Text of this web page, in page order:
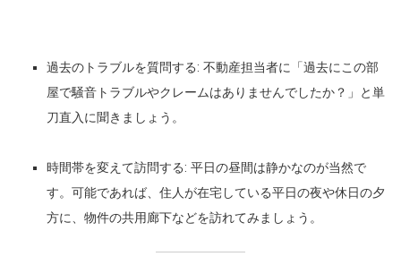
過去のトラブルを質問する: 不動産担当者に「過去にこの部
屋で騒音トラブルやクレームはありませんでしたか？」と単
刀直入に聞きましょう。
時間帯を変えて訪問する: 平日の昼間は静かなのが当然で
す。可能であれば、住人が在宅している平日の夜や休日の夕
方に、物件の共用廊下などを訪れてみましょう。